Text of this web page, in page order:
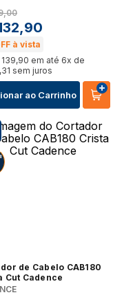
,00
,90
à vista
139,90 em até 6x de
,31 sem juros
ao Carrinho
de Cabelo CAB180
Cut Cadence